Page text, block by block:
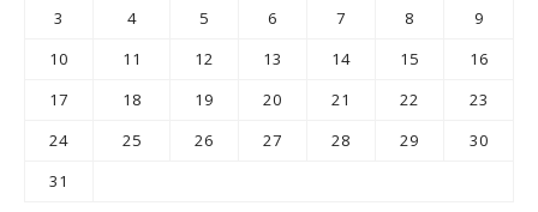
3
4 5 6 7 8
9
10
11 12 13 14 15
16
17
18 19 20 21 22
23
24
25 26 27 28 29
30
31